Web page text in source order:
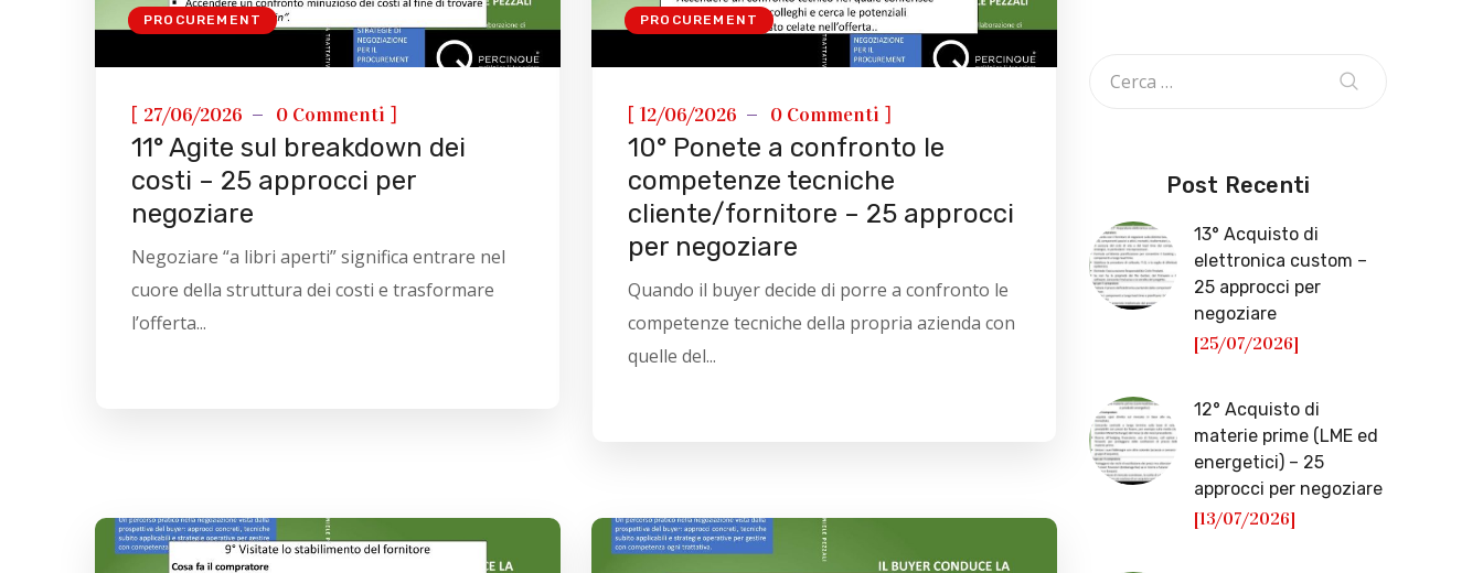
PROCUREMENT
[ 27/06/2026 0 Commenti ]
11° Agite sul breakdown dei
costi – 25 approcci per
negoziare
Negoziare “a libri aperti” significa entrare nel
cuore della struttura dei costi e trasformare
l’offerta...
PROCUREMENT
[ 12/06/2026 0 Commenti ]
10° Ponete a confronto le
competenze tecniche
cliente/fornitore – 25 approcci
per negoziare
Quando il buyer decide di porre a confronto le
competenze tecniche della propria azienda con
quelle del...
Post Recenti
13° Acquisto di
elettronica custom –
25 approcci per
negoziare
[25/07/2026]
12° Acquisto di
materie prime (LME ed
energetici) – 25
approcci per negoziare
[13/07/2026]